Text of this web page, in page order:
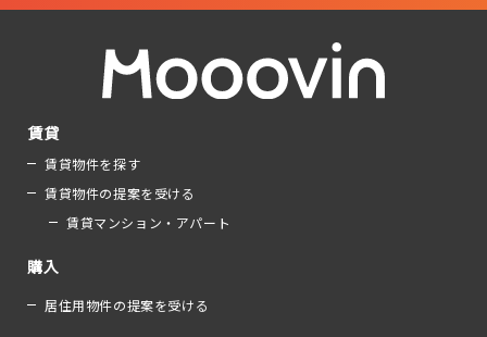
賃貸
賃貸物件を探す
賃貸物件の提案を受ける
賃貸マンション・アパート
購入
居住用物件の提案を受ける